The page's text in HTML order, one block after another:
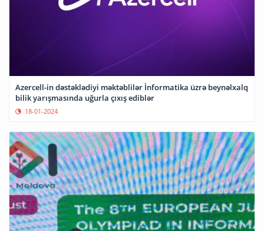
Azercell-in dəstəklədiyi məktəblilər İnformatika üzrə beynəlxalq
bilik yarışmasında uğurla çıxış ediblər
18-01-2024